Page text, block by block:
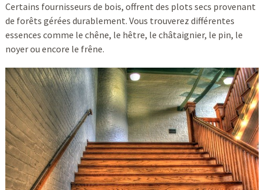
Certains fournisseurs de bois, offrent des plots secs provenant
de forêts gérées durablement. Vous trouverez différentes
essences comme le chêne, le hêtre, le châtaignier, le pin, le
noyer ou encore le frêne.